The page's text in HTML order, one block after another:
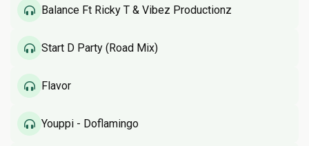
Balance Ft Ricky T & Vibez Productionz
Start D Party (Road Mix)
Flavor
Youppi - Doflamingo